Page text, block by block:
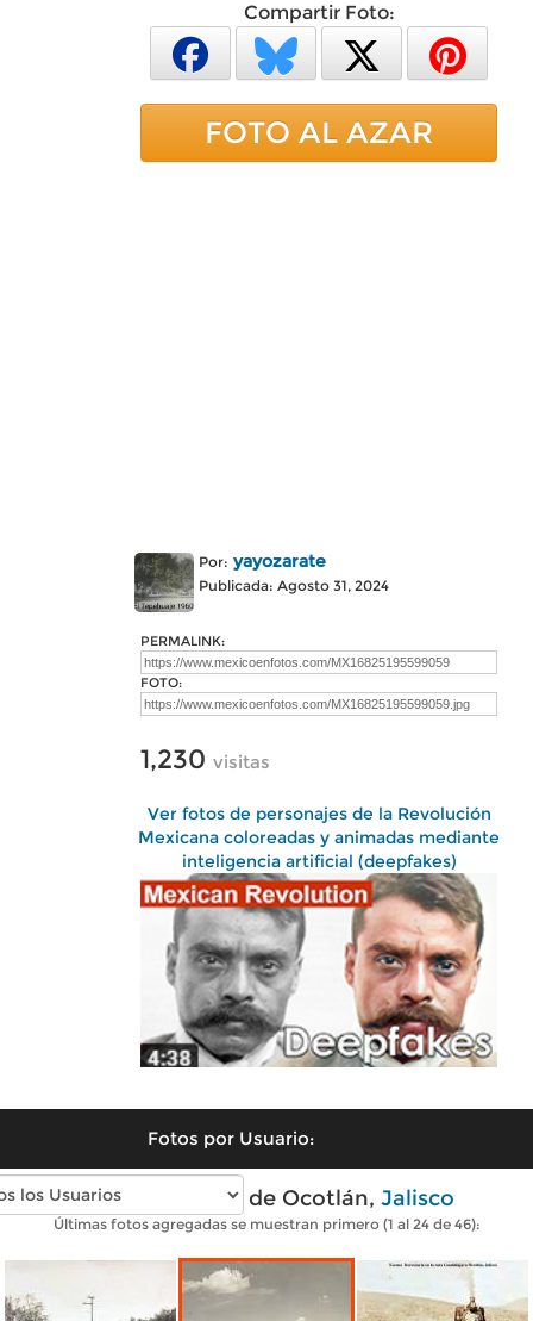
Compartir Foto:
FOTO AL AZAR
Por: yayozarate
Publicada: Agosto 31, 2024
PERMALINK:
FOTO:
1,230 visitas
Ver fotos de personajes de la Revolución
Mexicana coloreadas y animadas mediante
inteligencia artificial (deepfakes)
Fotos por Usuario:
Fotos antiguas de Ocotlán, Jalisco
Últimas fotos agregadas se muestran primero (1 al 24 de 46):